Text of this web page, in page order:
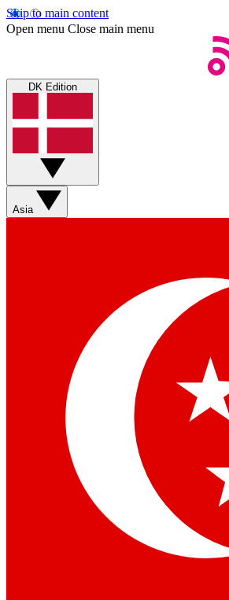
Skip to main content
Open menu Close main menu
DK Edition
Asia